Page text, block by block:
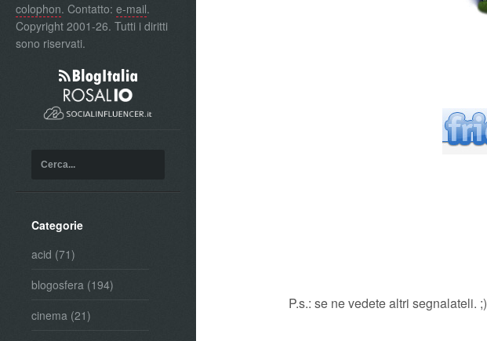
colophon. Contatto: e-mail.
Copyright 2001-26. Tutti i diritti
sono riservati.
Categorie
acid (71)
blogosfera (194)
cinema (21)
P.s.: se ne vedete altri segnalateli. ;)